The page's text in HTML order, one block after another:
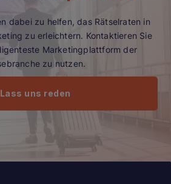
dabei zu helfen, das Rätselraten in
zu erleichtern. Kontaktieren Sie
Marketingplattform der
zu nutzen.
Lass uns reden